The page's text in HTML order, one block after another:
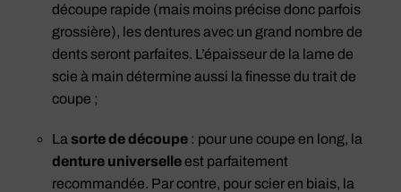
découpe rapide (mais moins précise donc parfois
grossière), les dentures avec un grand nombre de
dents seront parfaites. L’épaisseur de la lame de
scie à main détermine aussi la finesse du trait de
coupe ;
La sorte de découpe : pour une coupe en long, la
denture universelleest parfaitement
recommandée. Par contre, pour scier en biais, la